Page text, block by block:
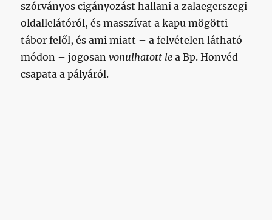
szórványos cigányozást hallani a zalaegerszegi
oldallelátóról, és masszívat a kapu mögötti
tábor felől, és ami miatt – a felvételen látható
módon – jogosanvonulhatott le a Bp. Honvéd
csapata a pályáról.